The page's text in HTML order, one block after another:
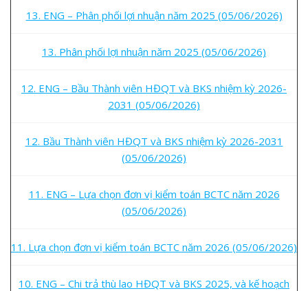
13. ENG – Phân phối lợi nhuận năm 2025 (05/06/2026)
13. Phân phối lợi nhuận năm 2025 (05/06/2026)
12. ENG – Bầu Thành viên HĐQT và BKS nhiệm kỳ 2026-
2031 (05/06/2026)
12. Bầu Thành viên HĐQT và BKS nhiệm kỳ 2026-2031
(05/06/2026)
11. ENG – Lựa chọn đơn vị kiểm toán BCTC năm 2026
(05/06/2026)
11. Lựa chọn đơn vị kiểm toán BCTC năm 2026 (05/06/2026)
10. ENG – Chi trả thù lao HĐQT và BKS 2025, và kế hoạch